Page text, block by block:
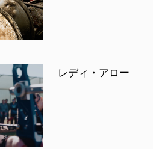
レディ・アロー